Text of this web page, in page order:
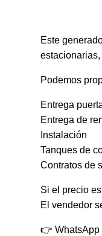
Este
Podemos
Entrega
Entrega de
Instalación
Tanques de
Contratos de
Si el precio
El vendedor
👉 WhatsApp